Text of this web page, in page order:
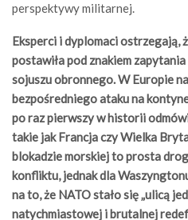
perspektywy militarnej.
Eksperci i dyplomaci ostrzegają,
postawiła pod znakiem
sojuszu obronnego. W Europie
bezpośredniego ataku na
po raz pierwszy w historii
takie jak Francja czy Wielka
blokadzie morskiej to prosta
konfliktu, jednak dla
na to, że NATO stało się „ulicą
natychmiastowej i brutalnej